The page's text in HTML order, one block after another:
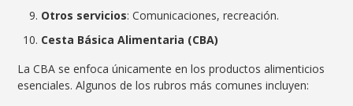
Otros servicios: Comunicaciones, recreación.
Cesta Básica Alimentaria (CBA)
La CBA se enfoca únicamente en los productos alimenticios
esenciales. Algunos de los rubros más comunes incluyen: